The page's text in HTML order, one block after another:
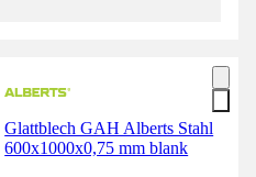
Glattblech GAH Alberts Stahl
600x1000x0,75 mm blank